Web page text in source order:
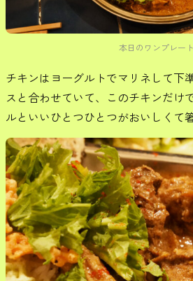
本日のワンプレート
チキンはヨーグルトでマリネして下
スと合わせていて、このチキンだけ
ルといいひとつひとつがおいしくて